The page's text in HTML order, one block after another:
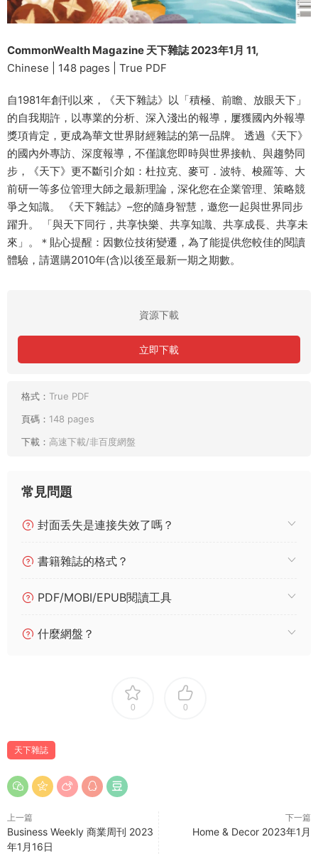
CommonWealth Magazine 天下雜誌 2023年1月 11,
Chinese | 148 pages | True PDF
自1981年創刊以來，《天下雜誌》以「積極、前瞻、放眼天下」
的自我期許，以專業的分析、深入淺出的報導，屢獲國內外報導
獎項肯定，更成為華文世界財經雜誌的第一品牌。 透過《天下》
的國內外專訪、深度報導，不僅讓您即時與世界接軌、與趨勢同
步，《天下》更不斷引介如：杜拉克、麥可．波特、梭羅等、大
前研一等多位管理大師之最新理論，深化您在企業管理、策略競
爭之知識。 《天下雜誌》–您的隨身智慧，邀您一起與世界同步
躍升。 「與天下同行，共享快樂、共享知識、共享成長、共享未
來」。＊貼心提醒：因數位技術變遷，為了能提供您較佳的閱讀
體驗，請選購2010年(含)以後至最新一期之期數。
資源下載
立即下載
格式： True PDF
頁碼： 148 pages
下載： 高速下載/非百度網盤
常見問題
封面丢失是連接失效了嗎？
書籍雜誌的格式？
PDF/MOBI/EPUB閱讀工具
什麼網盤？
0 0
天下雜誌
上一篇
Business Weekly 商業周刊 2023
年1月16日
下一篇
Home & Decor 2023年1月